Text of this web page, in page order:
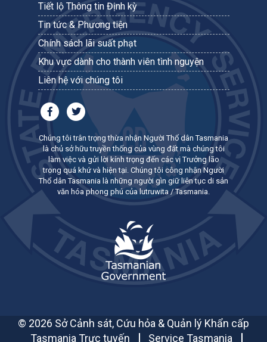
Tiết lộ Thông tin Định kỳ
Tin tức & Phương tiện
Chính sách lãi suất phạt
Khu vực dành cho thành viên tình nguyện
Liên hệ với chúng tôi
Chúng tôi trân trọng thừa nhận Người Thổ dân Tasmania
là chủ sở hữu truyền thống của vùng đất mà chúng tôi
làm việc và gửi lời kính trọng đến các vị Trưởng lão
trong quá khứ và hiện tại. Chúng tôi công nhận Người
Thổ dân Tasmania là những người gìn giữ liên tục di sản
văn hóa phong phú của lutruwita / Tasmania.
© 2026 Sở Cảnh sát, Cứu hỏa & Quản lý Khẩn cấp
Tasmania Trực tuyến
Service Tasmania